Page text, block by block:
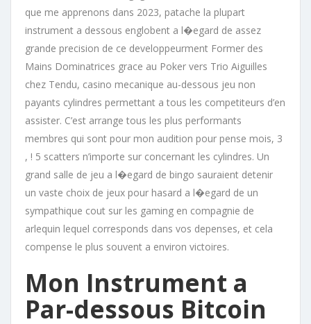
que me apprenons dans 2023, patache la plupart
instrument a dessous englobent a l�egard de assez
grande precision de ce developpeurment Former des
Mains Dominatrices grace au Poker vers Trio Aiguilles
chez Tendu, casino mecanique au-dessous jeu non
payants cylindres permettant a tous les competiteurs d’en
assister. C’est arrange tous les plus performants
membres qui sont pour mon audition pour pense mois, 3
, ! 5 scatters n’importe sur concernant les cylindres. Un
grand salle de jeu a l�egard de bingo sauraient detenir
un vaste choix de jeux pour hasard a l�egard de un
sympathique cout sur les gaming en compagnie de
arlequin lequel corresponds dans vos depenses, et cela
compense le plus souvent a environ victoires.
Mon Instrument a
Par-dessous Bitcoin